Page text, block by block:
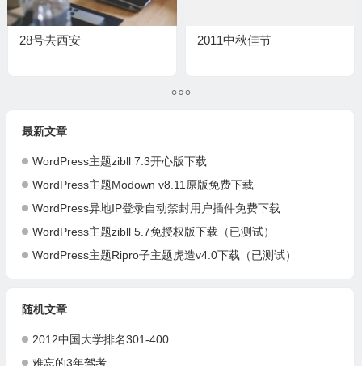
28号去西安 2011中秋佳节
最新文章
WordPress主题zibll 7.3开心版下载
WordPress主题Modown v8.11原版免费下载
WordPress异地IP登录自动禁封用户插件免费下载
WordPress主题zibll 5.7免授权版下载（已测试）
WordPress主题Ripro子主题虎造v4.0下载（已测试）
随机文章
2012中国大学排名301-400
难忘的3年驾考